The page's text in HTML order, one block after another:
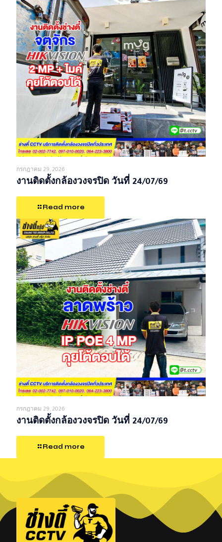
กรกฎาคม 29, 2026
งานติดตั้งกล้องวงจรปิด วันที่ 24/07/69
Read more
กรกฎาคม 29, 2026
งานติดตั้งกล้องวงจรปิด วันที่ 24/07/69
Read more